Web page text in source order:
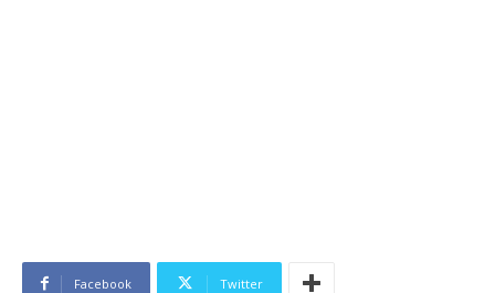
Facebook Twitter